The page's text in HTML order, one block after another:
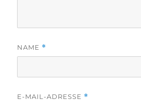
NAME *
E-MAIL-ADRESSE *